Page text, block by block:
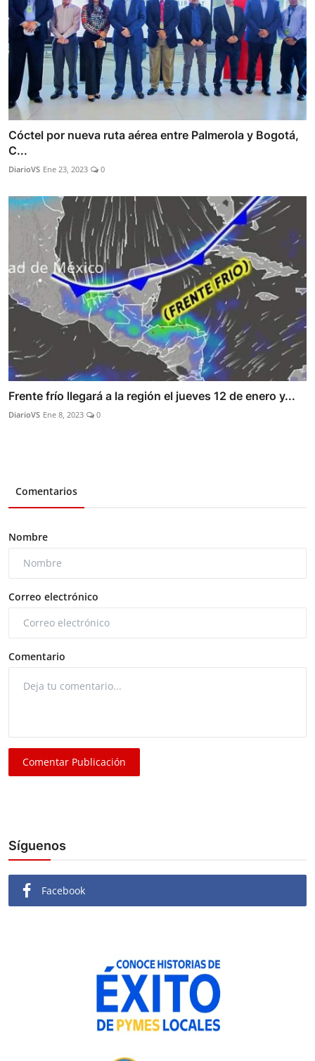
Cóctel por nueva ruta aérea entre Palmerola y Bogotá,
C...
DiarioVS Ene 23, 2023 0
Frente frío llegará a la región el jueves 12 de enero y...
DiarioVS Ene 8, 2023 0
Comentarios
Nombre
Correo electrónico
Comentario
Comentar Publicación
Síguenos
Facebook